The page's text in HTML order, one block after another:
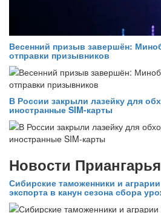
Весенний призыв завершён:
отправки призывников
В России закрыли лазейку для
иностранные SIM-карты
Новости Приангарья
Сибирские таможенники и
экспорта в канун сезона сбора